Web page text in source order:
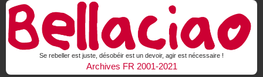
Se rebeller est juste, désobéir est un devoir, agir est nécessaire !
Archives FR 2001-2021